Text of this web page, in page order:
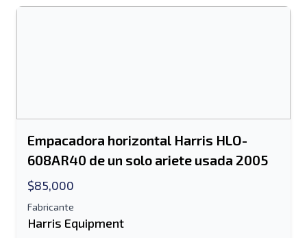
Empacadora horizontal Harris HLO-
608AR40 de un solo ariete usada 2005
$85,000
Fabricante
Harris Equipment